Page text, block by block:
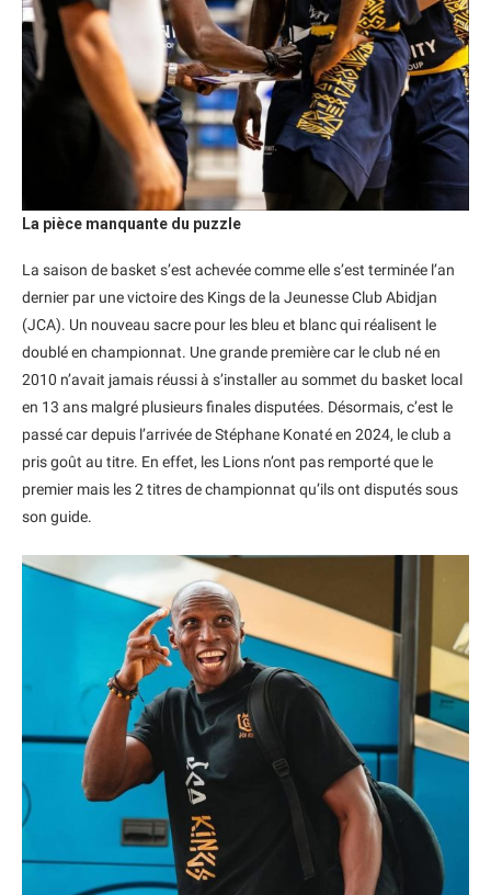
La pièce manquante du puzzle
La saison de basket s’est achevée comme elle s’est terminée l’an
dernier par une victoire des Kings de la Jeunesse Club Abidjan
(JCA). Un nouveau sacre pour les bleu et blanc qui réalisent le
doublé en championnat. Une grande première car le club né en
2010 n’avait jamais réussi à s’installer au sommet du basket local
en 13 ans malgré plusieurs finales disputées. Désormais, c’est le
passé car depuis l’arrivée de Stéphane Konaté en 2024, le club a
pris goût au titre. En effet, les Lions n’ont pas remporté que le
premier mais les 2 titres de championnat qu’ils ont disputés sous
son guide.